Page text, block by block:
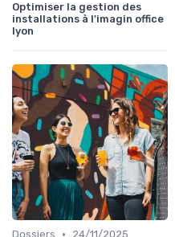
Optimiser la gestion des
installations à l'imagin office
lyon
Dossiers
24/11/2025